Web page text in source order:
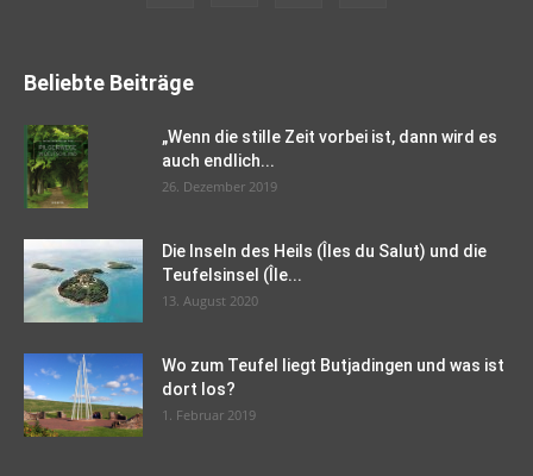
Beliebte Beiträge
„Wenn die stille Zeit vorbei ist, dann wird es
auch endlich...
26. Dezember 2019
Die Inseln des Heils (Îles du Salut) und die
Teufelsinsel (Île...
13. August 2020
Wo zum Teufel liegt Butjadingen und was ist
dort los?
1. Februar 2019